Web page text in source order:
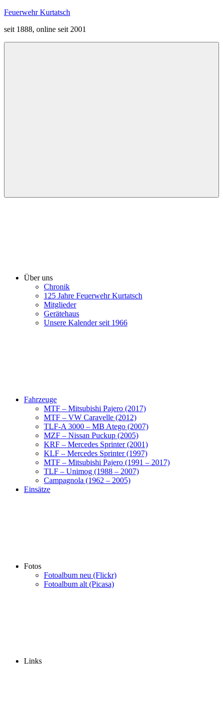
Zum
springen
Feuerwehr Kurtatsch
seit 1888, online seit 2001
Über uns
Chronik
125 Jahre Feuerwehr Kurtatsch
Mitglieder
Gerätehaus
Unsere Kalender seit 1966
Fahrzeuge
MTF – Mitsubishi Pajero (2017)
MTF – VW Caravelle (2012)
TLF-A 3000 – MB Atego (2007)
MZF – Nissan Puckup (2005)
KRF – Mercedes Sprinter (2001)
KLF – Mercedes Sprinter (1997)
MTF – Mitsubishi Pajero (1991 – 2017)
TLF – Unimog (1988 – 2007)
Campagnola (1962 – 2005)
Einsätze
Fotos
Fotoalbum neu (Flickr)
Fotoalbum alt (Picasa)
Links